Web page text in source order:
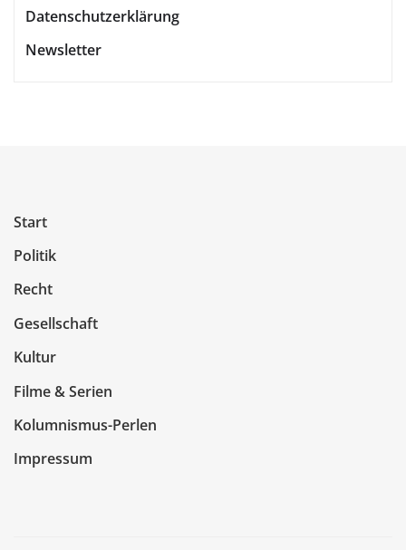
Datenschutzerklärung
Newsletter
Start
Politik
Recht
Gesellschaft
Kultur
Filme & Serien
Kolumnismus-Perlen
Impressum